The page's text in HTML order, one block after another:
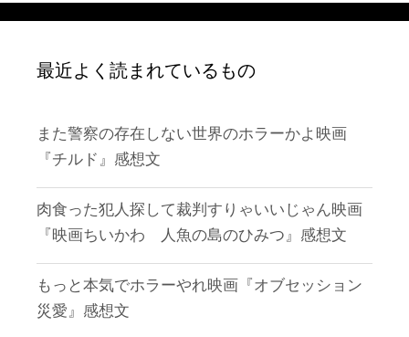
最近よく読まれているもの
また警察の存在しない世界のホラーかよ映画
『チルド』感想文
肉食った犯人探して裁判すりゃいいじゃん映画
『映画ちいかわ 人魚の島のひみつ』感想文
もっと本気でホラーやれ映画『オブセッション
災愛』感想文